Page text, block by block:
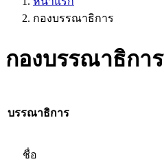
กองบรรณาธิการ
กองบรรณาธิการ
บรรณาธิการ
ชื่อ